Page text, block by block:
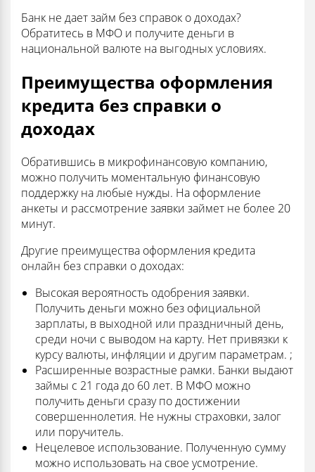
Банк не дает займ без справок о доходах?
Обратитесь в МФО и получите деньги в
национальной валюте на выгодных условиях.
Преимущества оформления
кредита без справки о
доходах
Обратившись в микрофинансовую компанию,
можно получить моментальную финансовую
поддержку на любые нужды. На оформление
анкеты и рассмотрение заявки займет не более 20
минут.
Другие преимущества оформления кредита
онлайн без справки о доходах:
Высокая вероятность одобрения заявки.
Получить деньги можно без официальной
зарплаты, в выходной или праздничный день,
среди ночи с выводом на карту. Нет привязки к
курсу валюты, инфляции и другим параметрам. ;
Расширенные возрастные рамки. Банки выдают
займы с 21 года до 60 лет. В МФО можно
получить деньги сразу по достижении
совершеннолетия. Не нужны страховки, залог
или поручитель.
Нецелевое использование. Полученную сумму
можно использовать на свое усмотрение.